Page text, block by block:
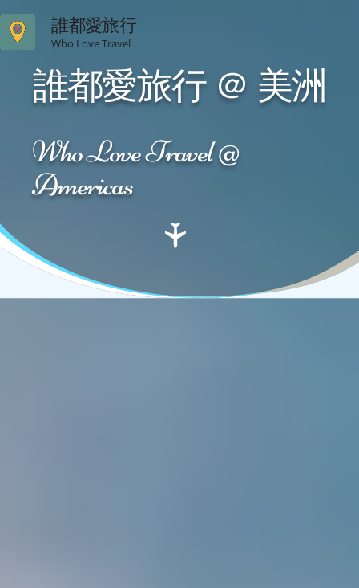
誰都愛旅行
Who Love Travel
誰都愛旅行 ＠ 美洲
Who Love Travel @
Americas